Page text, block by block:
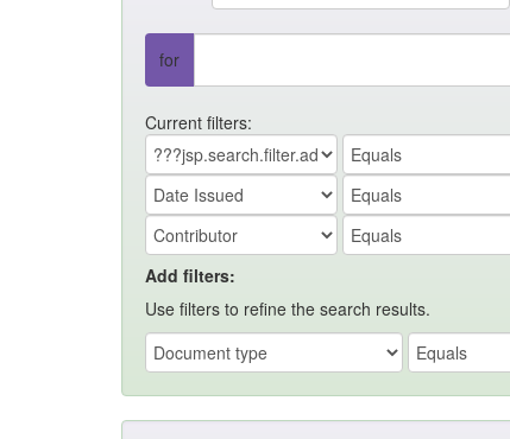
for
Current filters:
Add filters:
Use filters to refine the search results.